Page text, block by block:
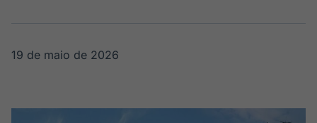
19 de maio de 2026